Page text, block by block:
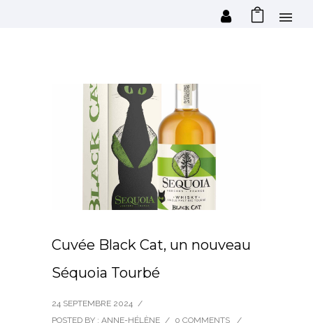
Cuvée Black Cat, un nouveau
Séquoia Tourbé
24 SEPTEMBRE 2024 /
POSTED BY : ANNE-HÉLÈNE / 0 COMMENTS
/